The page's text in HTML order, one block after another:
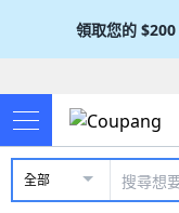
領取您的 $200
全部